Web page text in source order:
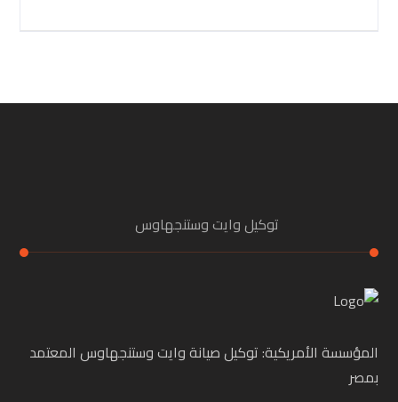
توكيل وايت وستنجهاوس
المؤسسة الأمريكية: توكيل صيانة وايت وستنجهاوس المعتمد
بمصر